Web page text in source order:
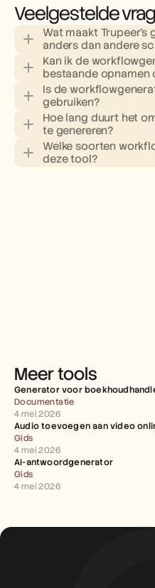
Veelgestelde
Wat maakt
anders dan andere
Kan ik de
bestaande opnamen
Is de
gebruiken?
Hoe lang duurt het
te genereren?
Welke soorten
deze tool?
Meer tools
Generator voor
Documentatie
4 mei 2026
Audio toevoegen aan video
Gids
4 mei 2026
AI-antwoordgenerator
Gids
4 mei 2026